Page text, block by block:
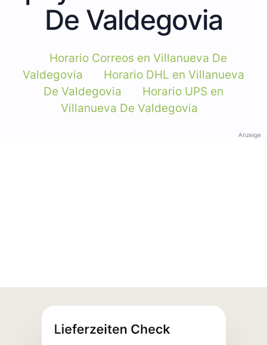
De Valdegovia
Horario Correos en Villanueva De
Valdegovia
Horario DHL en Villanueva
De Valdegovia
Horario UPS en
Villanueva De Valdegovia
Anzeige